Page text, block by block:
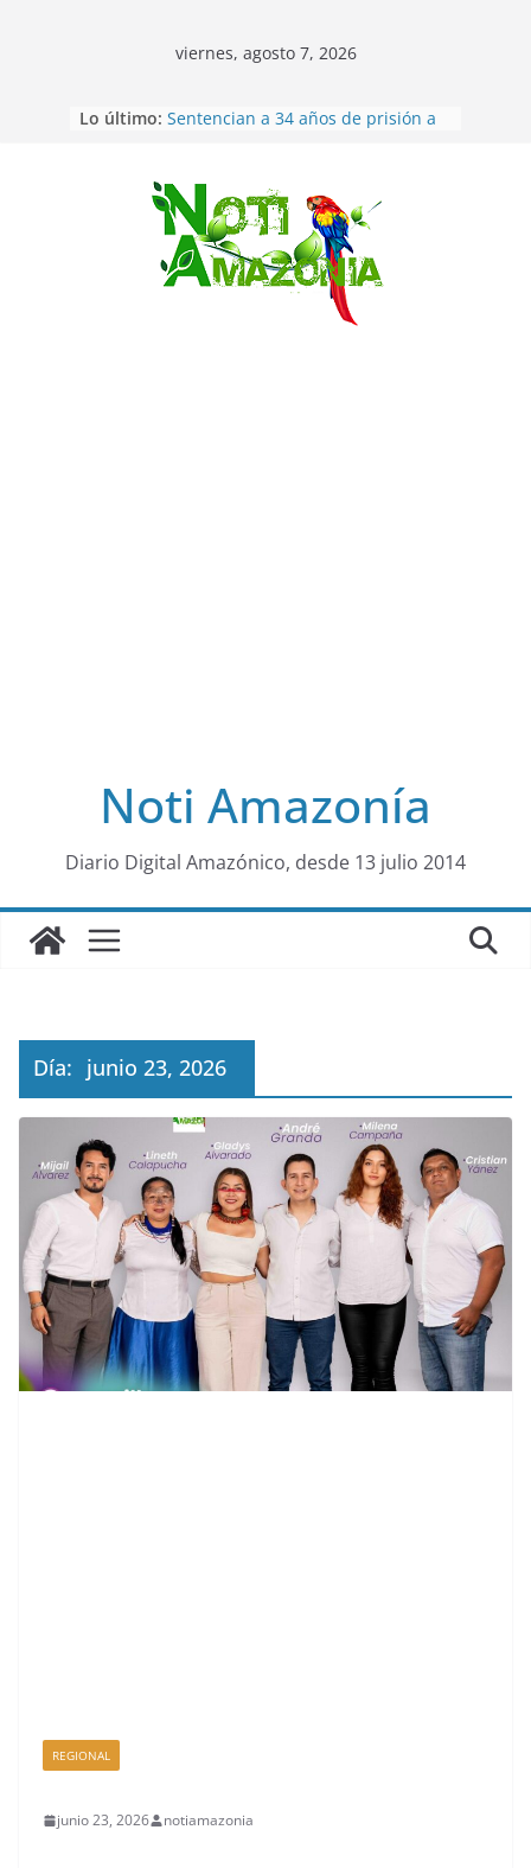
Saltar
al
viernes, agosto 7, 2026
Lo último: Ecuador: dos jóvenes de 22 años
desaparecidos fueron encontrados
Sentencian a 34 años de prisión a
implicados en caso de Alison,
oriunda de Tena
Vozinha, el arquero sensación de
cabo Verde, ya llegó para
incorporarse a Colo Colo de Chile
Pastaza: la parroquia Diez de
Noti Amazonía
Diario Digital Amazónico, desde 13 julio 2014
Día: junio 23, 2026
REGIONAL
junio 23, 2026 notiamazonia